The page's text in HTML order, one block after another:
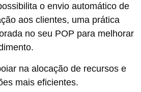
o envio automático de
aos clientes, uma prática
no seu POP para melhorar
na alocação de recursos e
mais eficientes.